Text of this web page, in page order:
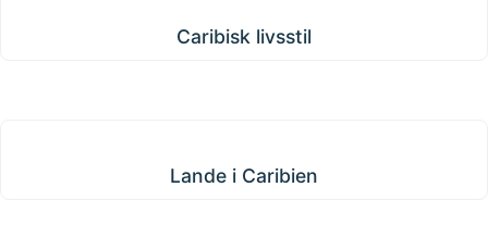
Caribisk livsstil
Lande i Caribien